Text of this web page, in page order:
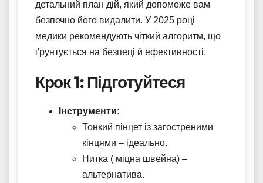
детальний план дій, який допоможе вам
безпечно його видалити. У 2025 році
медики рекомендують чіткий алгоритм, що
ґрунтується на безпеці й ефективності.
Крок 1: Підготуйтеся
Інструменти:
Тонкий пінцет із загостреними
кінцями – ідеально.
Нитка ( міцна швейна) –
альтернатива.